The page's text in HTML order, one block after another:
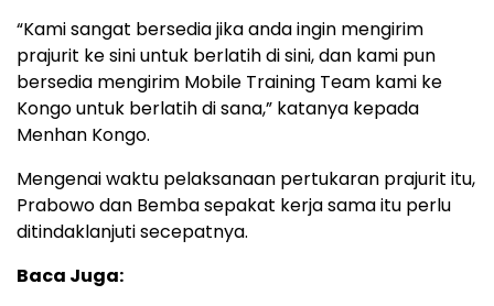
“Kami sangat bersedia jika anda ingin mengirim
prajurit ke sini untuk berlatih di sini, dan kami pun
bersedia mengirim Mobile Training Team kami ke
Kongo untuk berlatih di sana,” katanya kepada
Menhan Kongo.
Mengenai waktu pelaksanaan pertukaran prajurit itu,
Prabowo dan Bemba sepakat kerja sama itu perlu
ditindaklanjuti secepatnya.
Baca Juga: